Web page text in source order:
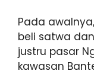
Pada
beli satwa
justru pasar
kawasan